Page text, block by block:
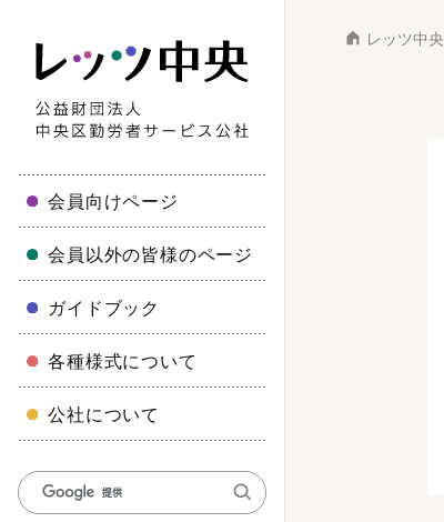
会員向けページ
会員以外の皆様のページ
ガイドブック
各種様式について
公社について
レッツ中央